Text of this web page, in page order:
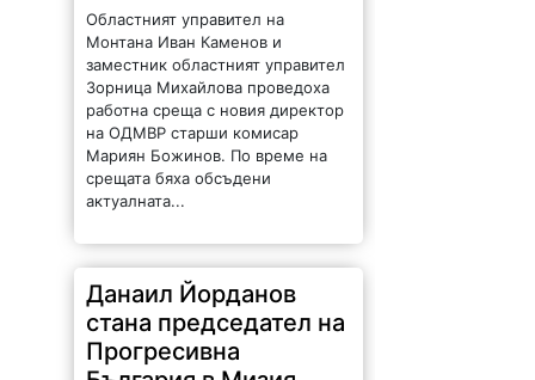
Мариян Божинов. По време на
срещата бяха обсъдени
актуалната...
Данаил Йорданов
стана председател на
Прогресивна
България в Мизия